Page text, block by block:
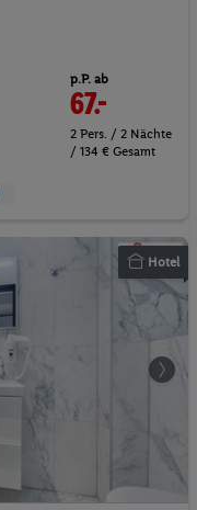
p.P. ab
67.-
2 Pers. / 2 Nächte
/ 134 € Gesamt
Hotel